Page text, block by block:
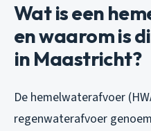
Wat is een
en waarom is
in Maastricht?
De hemelwaterafvoer
regenwaterafvoer